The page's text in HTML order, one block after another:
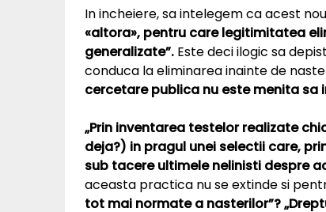
In incheiere, sa intelegem ca acest
«altora», pentru care legitimitatea
generalizate”. Este deci ilogic sa
conduca la eliminarea inainte de
cercetare publica nu este menita sa
„Prin inventarea testelor realizate
deja?) in pragul unei selectii care,
sub tacere ultimele nelinisti despre
aceasta practica nu se extinde si
tot mai normate a nasterilor”?